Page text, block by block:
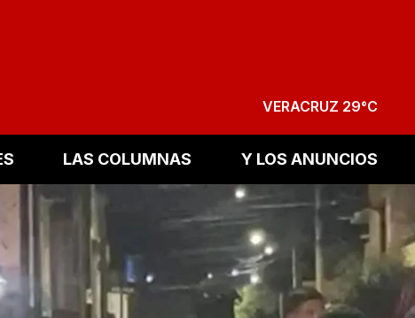
VERACRUZ 29°C
LAS COLUMNAS Y LOS ANUNCIOS